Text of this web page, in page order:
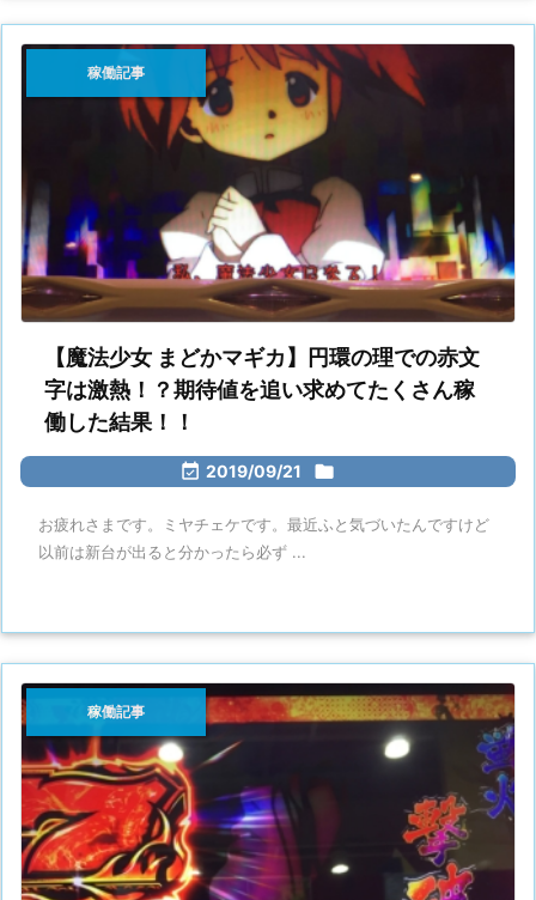
【魔法少女 まどかマギカ】円環の理での赤文
字は激熱！？期待値を追い求めてたくさん稼
働した結果！！
 2019/09/21 
稼働記事
お疲れさまです。ミヤチェケです。最近ふと気づいたんですけど
以前は新台が出ると分かったら必ず ...
稼働記事